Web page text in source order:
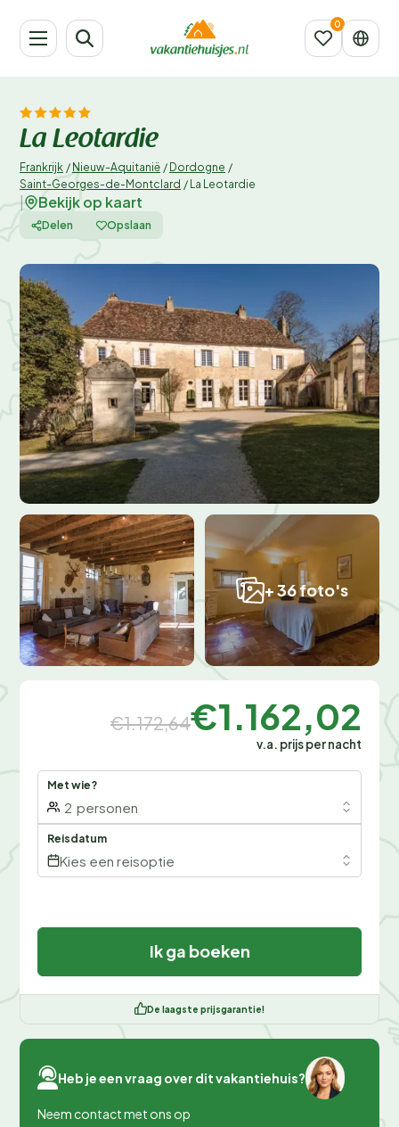
La Leotardie
Frankrijk / Nieuw-Aquitanië / Dordogne /
Saint-Georges-de-Montclard / La Leotardie
Bekijk op kaart
Delen Opslaan
+ 36 foto's
€1.172,64€1.162,02
v.a. prijs per nacht
Met wie?
2 personen
Reisdatum
Kies een reisoptie
Ik ga boeken
De laagste prijsgarantie!
Heb je een vraag over dit vakantiehuis?
Neem contact met ons op